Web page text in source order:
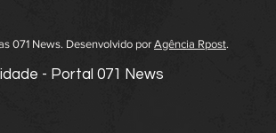
071 News. Desenvolvido por Agência Rpost.
- Portal 071 News